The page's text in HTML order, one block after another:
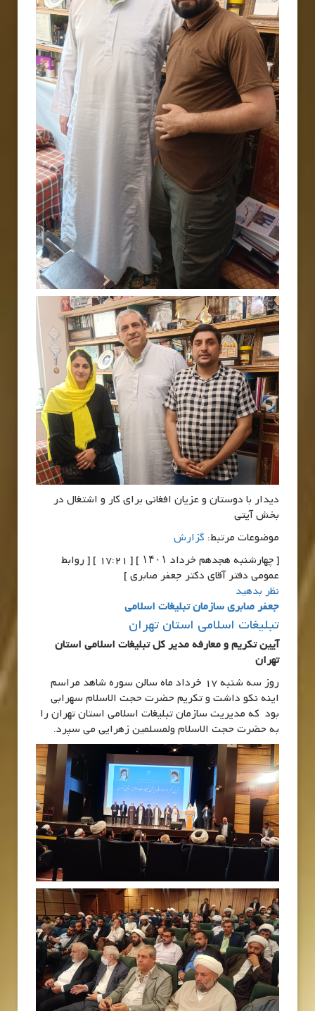
دیدار با دوستان و عزیان افغانی برای کار و اشتغال در
بخش آیتی
موضوعات مرتبط: گزارش
[ چهارشنبه هجدهم خرداد ۱۴۰۱ ] [ 17:21 ] [ روابط
عمومی دفتر آقای دکتر جعفر صابری ]
نظر بدهید
جعفر صابری سازمان تبلیغات اسلامی
تبلیغات اسلامی استان تهران
آیین تکریم و معارفه مدیر کل تبلیغات اسلامی استان
تهران
روز سه شنبه 17 خرداد ماه سالن سوره شاهد مراسم
اینه نکو داشت و تکریم حضرت حجت الاسلام سهرابی
بود که مدیریت سازمان تبلیغات اسلامی استان تهران را
به حضرت حجت الاسلام ولمسلمین زهرایی می سپرد.